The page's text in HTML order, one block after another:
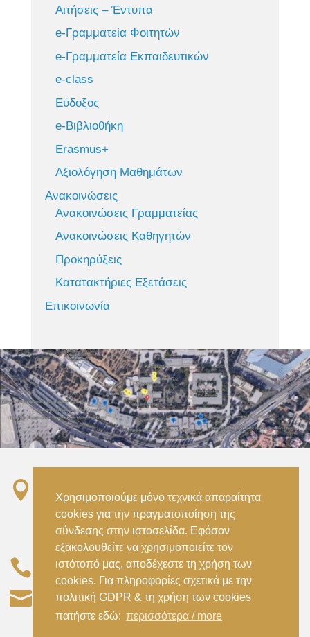
Αιτήσεις – Έντυπα
e-Γραμματεία Φοιτητών
e-Γραμματεία Εκπαιδευτικών
e-class
Εύδοξος
e-Βιβλιοθήκη
Erasmus+
Αξιολόγηση Μαθημάτων
Ανακοινώσεις
Ανακοινώσεις Γραμματείας
Ανακοινώσεις Καθηγητών
Προκηρύξεις
Κατατακτήριες Εξετάσεις
Επικοινωνία

Αττικής –
Metro ISAP – Irini Station, 15122, Marousi
Attica
 (+30) 210 2896738–(+30) 210 2896739
 civil@aspete.gr
Χρησιμοποιούμε μόνο τεχνικά απαραίτητα
cookies για την πραγματοποίηση της
σύνδεσης στην ιστοσελίδα. Εφόσον
εξακολουθείτε να χρησιμοποιείτε τον
ιστότοπό μας, αποδέχεστε τη χρήση των
cookies. Για πληροφορίες σχετικά με την
πολιτική GDPR & τη χρήση των cookies
πατήστε εδώ: περισσότερα / more